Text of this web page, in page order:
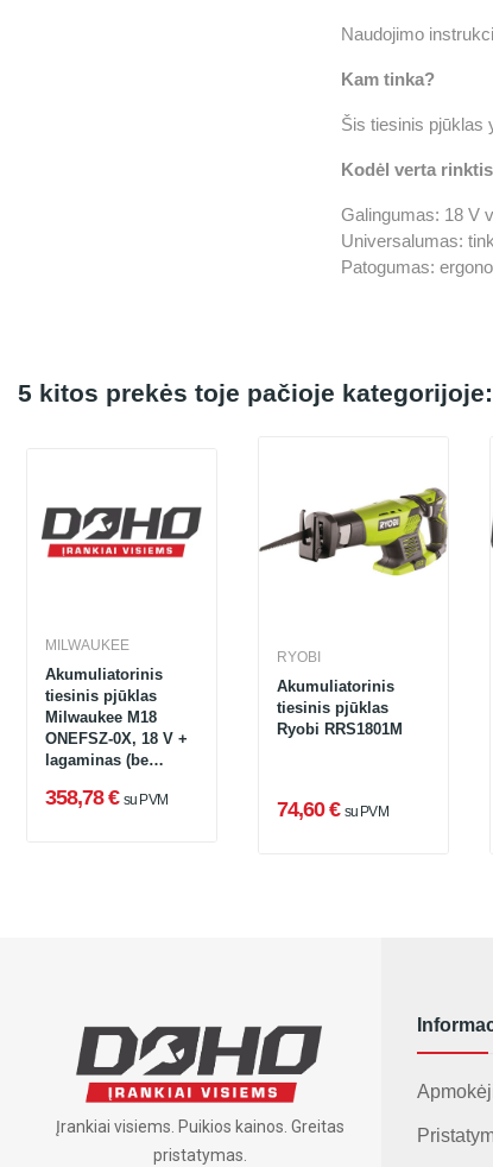
Naudojimo
Kam tinka?
Šis tiesinis pjūklas
Kodėl verta
Galingumas: 18 V
Universalumas:
Patogumas:
5 kitos prekės toje pačioje kategorijoje:
MILWAUKEE
Akumuliatorinis
tiesinis pjūklas
Milwaukee M18
ONEFSZ-0X, 18 V +
lagaminas (be
įkroviklio)
358,78 € su PVM
RYOBI
Akumuliatorinis
tiesinis pjūklas
Ryobi RRS1801M
74,60 € su PVM
Įrankiai visiems. Puikios kainos. Greitas
pristatymas.